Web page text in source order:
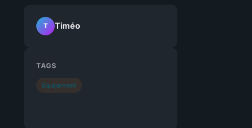
T Timéo
TAGS
Équipement